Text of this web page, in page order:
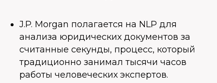
J.P. Morgan полагается на NLP для
анализа юридических документов за
считанные секунды, процесс, который
традиционно занимал тысячи часов
работы человеческих экспертов.